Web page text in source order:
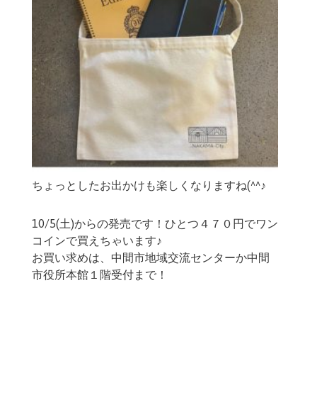
ちょっとしたお出かけも楽しくなりますね(^^♪
10/5(土)からの発売です！ひとつ４７０円でワン
コインで買えちゃいます♪
お買い求めは、中間市地域交流センターか中間
市役所本館１階受付まで！